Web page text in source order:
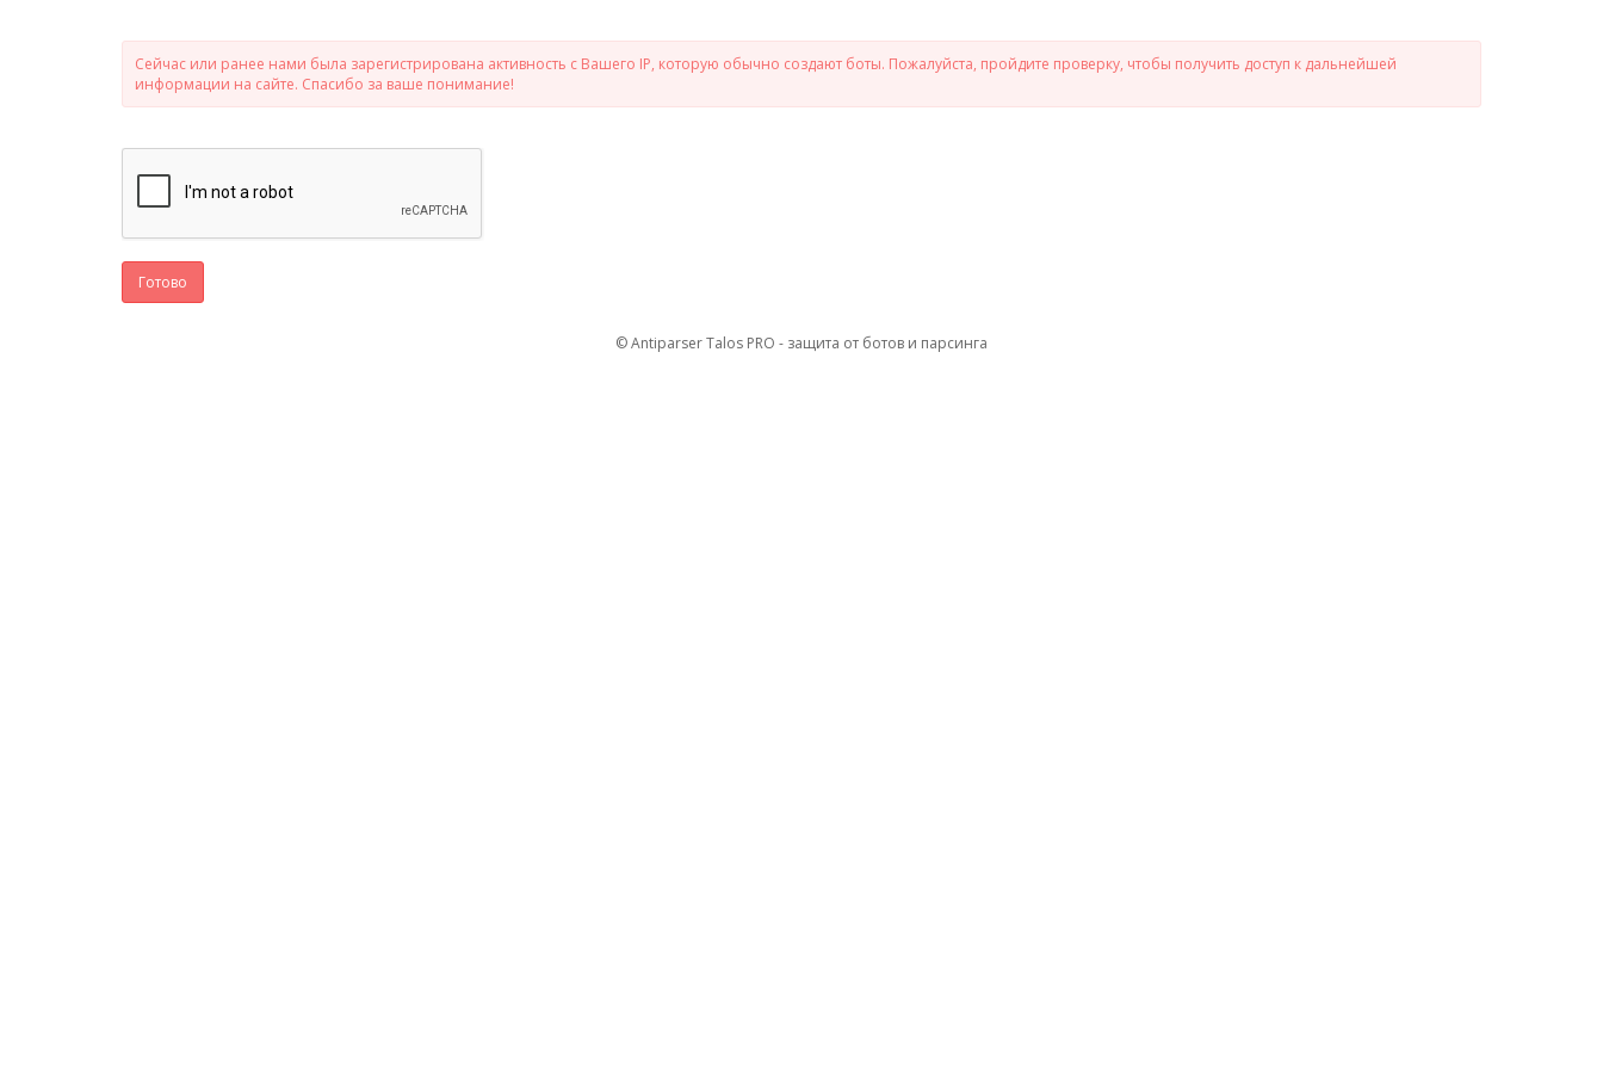
Сейчас или ранее нами была зарегистрирована активность с Вашего IP, которую обычно создают боты. Пожалуйста, пройдите проверку, чтобы получить доступ к дальнейшей
информации на сайте. Спасибо за ваше понимание!
Готово
© Antiparser Talos PRO - защита от ботов и парсинга